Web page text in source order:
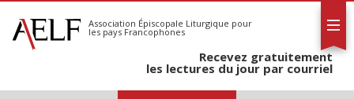
S'abonner
Calendrier
Association Épiscopale Liturgique pour
les pays Francophones
Recevez gratuitement
les lectures du jour par courriel